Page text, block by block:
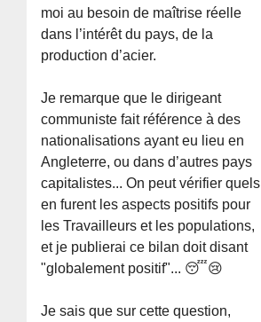
moi au besoin de maîtrise réelle
dans l’intérêt du pays, de la
production d’acier.
Je remarque que le dirigeant
communiste fait référence à des
nationalisations ayant eu lieu en
Angleterre, ou dans d’autres pays
capitalistes... On peut vérifier quels
en furent les aspects positifs pour
les Travailleurs et les populations,
et je publierai ce bilan doit disant
"globalement positif"... 😴😢
Je sais que sur cette question,